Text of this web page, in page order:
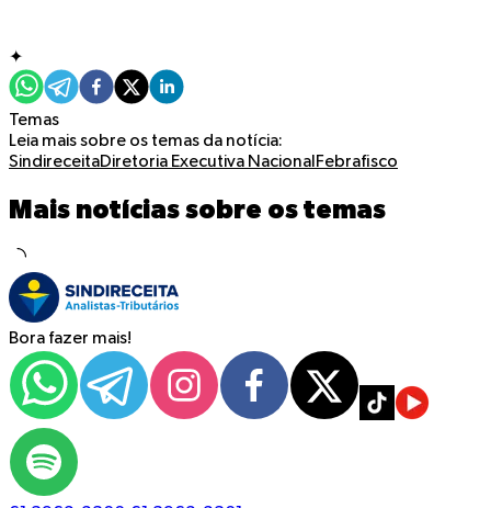
✦
Temas
Leia mais sobre os temas da notícia:
SindireceitaDiretoria Executiva Nacional Febrafisco
Mais notícias sobre os temas
Bora fazer mais!